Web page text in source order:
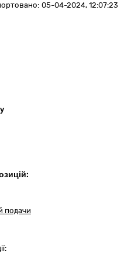
05-04-2024, 12:07:23
подачи